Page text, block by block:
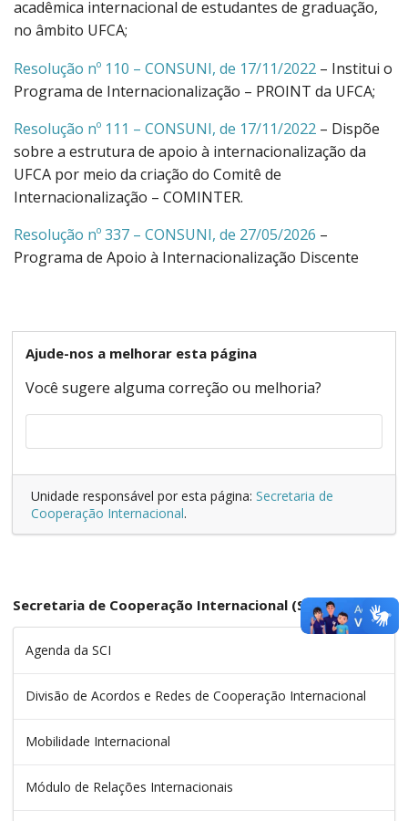
acadêmica internacional de estudantes de graduação,
no âmbito UFCA;
Resolução nº 110 – CONSUNI, de 17/11/2022 – Institui o
Programa de Internacionalização – PROINT da UFCA;
Resolução nº 111 – CONSUNI, de 17/11/2022 – Dispõe
sobre a estrutura de apoio à internacionalização da
UFCA por meio da criação do Comitê de
Internacionalização – COMINTER.
Resolução nº 337 – CONSUNI, de 27/05/2026 –
Programa de Apoio à Internacionalização Discente
Ajude-nos a melhorar esta página
Você sugere alguma correção ou melhoria?
Unidade responsável por esta página: Secretaria de
Cooperação Internacional.
Secretaria de Cooperação Internacional (SCI)
Agenda da SCI
Divisão de Acordos e Redes de Cooperação Internacional
Mobilidade Internacional
Módulo de Relações Internacionais